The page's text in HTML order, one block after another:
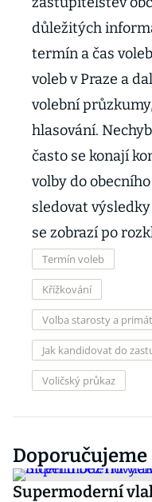
důležitých
termín a čas
voleb v Praze a
volební
hlasování.
často se konají
volby do
sledovat
se zobrazí po
Termín voleb
Křížkování
Volba starosty a
Jak kandidovat do
Voličský průkaz
Doporučujeme
Supermoderní